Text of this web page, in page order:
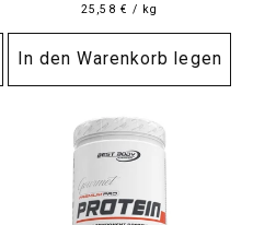
25,58 € / kg
In den Warenkorb legen